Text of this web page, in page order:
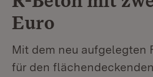
Euro
Mit dem neu aufgelegten
für den